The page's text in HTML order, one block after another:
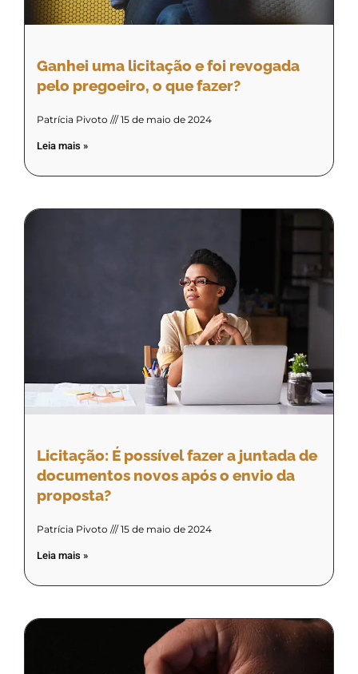
Ganhei uma licitação e foi revogada
pelo pregoeiro, o que fazer?
Patrícia Pivoto 15 de maio de 2024
Leia mais »
Licitação: É possível fazer a juntada de
documentos novos após o envio da
proposta?
Patrícia Pivoto 15 de maio de 2024
Leia mais »